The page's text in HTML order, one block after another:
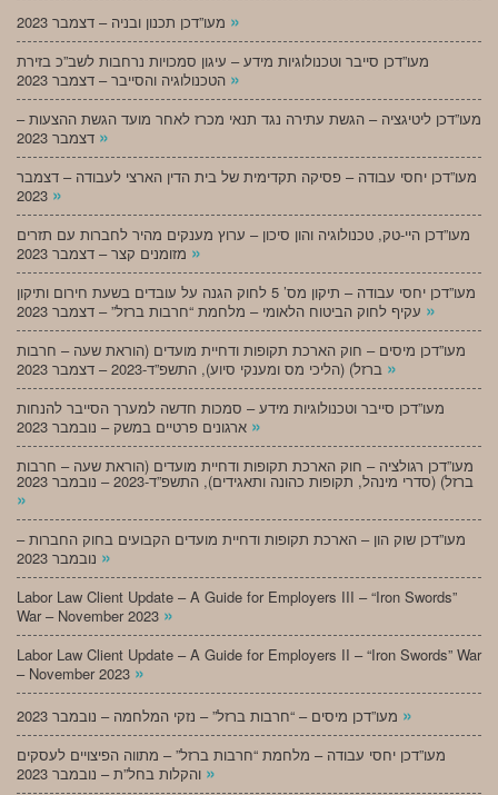
»
מעו”דכן סייבר וטכנולוגיות מידע – עיגון סמכויות נרחבות לשב”כ בזירת
»
מעו”דכן ליטיגציה – הגשת עתירה נגד תנאי מכרז לאחר מועד הגשת ההצעות –
»
מעו”דכן יחסי עבודה – פסיקה תקדימית של בית הדין הארצי לעבודה – דצמבר
»
מעו”דכן היי-טק, טכנולוגיה והון סיכון – ערוץ מענקים מהיר לחברות עם תזרים
»
מעו”דכן יחסי עבודה – תיקון מס’ 5 לחוק הגנה על עובדים בשעת חירום ותיקון
»
מעו”דכן מיסים – חוק הארכת תקופות ודחיית מועדים (הוראת שעה – חרבות
»
מעו”דכן סייבר וטכנולוגיות מידע – סמכות חדשה למערך הסייבר להנחות
»
מעו”דכן רגולציה – חוק הארכת תקופות ודחיית מועדים (הוראת שעה – חרבות
ברזל) (סדרי מינהל, תקופות כהונה ותאגידים), התשפ”ד-2023 – נובמבר 2023
»
מעו”דכן שוק הון – הארכת תקופות ודחיית מועדים הקבועים בחוק החברות –
»
Labor Law Client Update – A Guide for Employers III – “Iron Swords”
War – November 2023 »
Labor Law Client Update – A Guide for Employers II – “Iron Swords” War
– November 2023 »
»
מעו”דכן יחסי עבודה – מלחמת “חרבות ברזל” – מתווה הפיצויים לעסקים
»